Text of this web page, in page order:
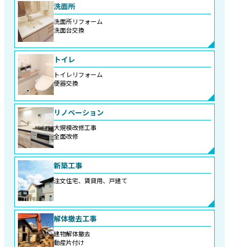
洗面所
洗面所リフォーム
洗面台交換
トイレ
トイレリフォーム
便器交換
リノベーション
大規模改修工事
全面改修
新築工事
注文住宅、賃貸用、戸建て
解体撤去工事
建物解体撤去
動産片付け